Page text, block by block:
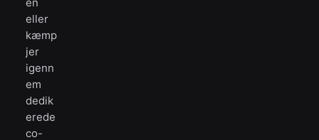
eller
kæmp
jer
igenn
em
dedik
erede
co-